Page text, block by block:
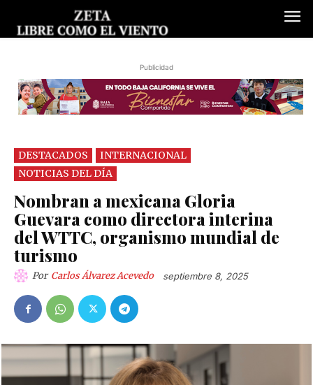
Publicidad
DESTACADOS
INTERNACIONAL
NOTICIAS DEL DÍA
Nombran a mexicana Gloria
Guevara como directora interina
del WTTC, organismo mundial de
turismo
Por Carlos Álvarez Acevedo septiembre 8, 2025